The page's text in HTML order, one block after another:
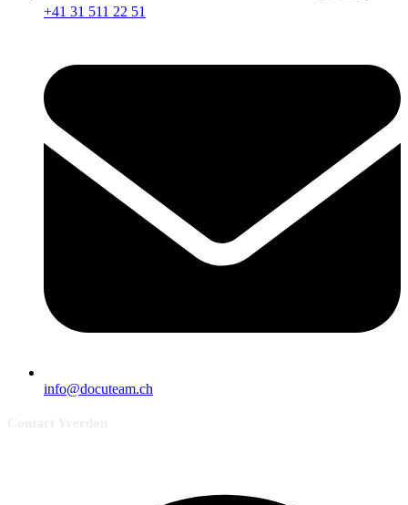
+41 31 511 22 51
info@docuteam.ch